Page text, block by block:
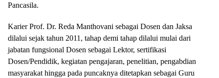
Pancasila.
Karier Prof. Dr. Reda Manthovani sebagai Dosen dan Jaksa
dilalui sejak tahun 2011, tahap demi tahap dilalui mulai dari
jabatan fungsional Dosen sebagai Lektor, sertifikasi
Dosen/Pendidik, kegiatan pengajaran, penelitian, pengabdian
masyarakat hingga pada puncaknya ditetapkan sebagai Guru